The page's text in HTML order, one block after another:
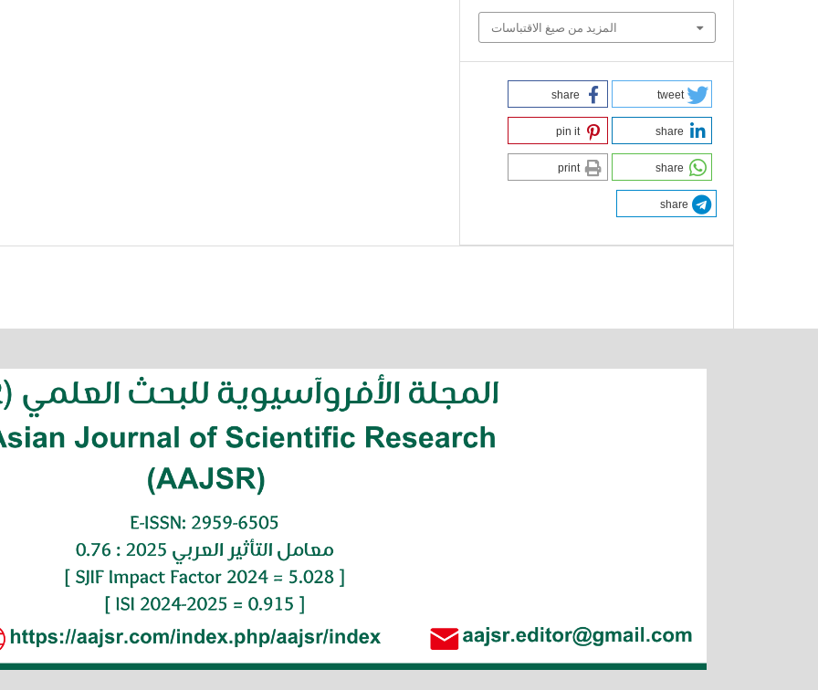
المزيد من صيغ الاقتباسات
tweet
share
share
pin it
share
print
share